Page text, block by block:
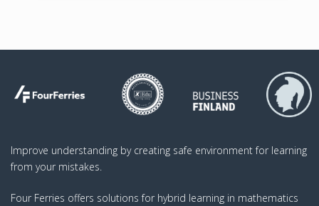
Improve understanding by creating safe environment for learning
from your mistakes.
Four Ferries offers solutions for hybrid learning in mathematics